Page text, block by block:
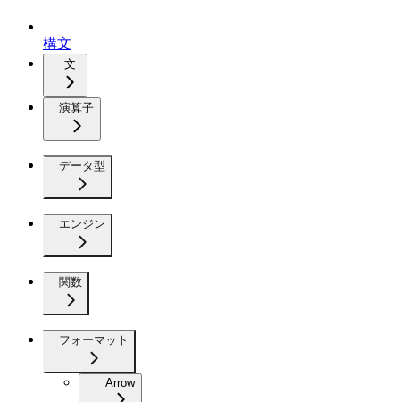
構文
文
演算子
データ型
エンジン
関数
フォーマット
Arrow